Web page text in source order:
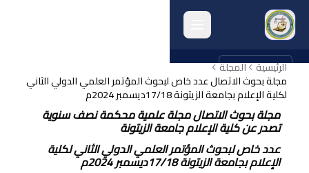
english
الرئيسية
انشطة الكلية
البحث العلمي
الرئيسية المجلة
مجلة بحوث الاتصال عدد خاص لبحوث المؤتمر العلمي الدولي الثاني
لكلية الإعلام بجامعة الزيتونة 17/18ديسمبر 2024م
مجلة بحوث الاتصال مجلة علمية محكمة نصف سنوية
تصدر عن كلية الإعلام جامعة الزيتونة
عدد خاص لبحوث المؤتمر العلمي الدولي الثاني لكلية
الإعلام بجامعة الزيتونة 17/18ديسمبر 2024م